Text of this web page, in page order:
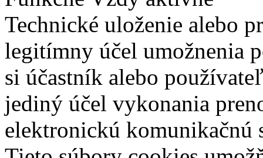
Technické uloženie alebo
legitímny účel umožnenia
si účastník alebo
jediný účel vykonania
elektronickú komunikačnú